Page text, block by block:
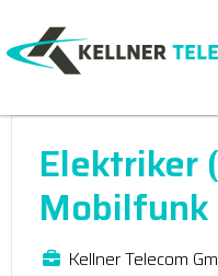
Elektriker
Mobilfunk
Kellner Telecom